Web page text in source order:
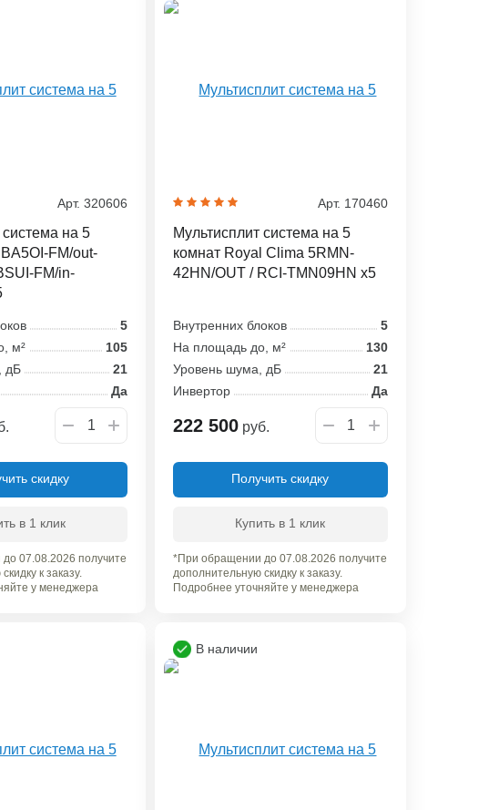
Арт. 320606
на 5
FM/out-
FM/in-
5
м²
105
дБ
21
Да
скидку
в 1 клик
07.08.2026 получите
к заказу.
у менеджера
Арт. 170460
Мультисплит система на 5
комнат Royal Clima 5RMN-
42HN/OUT / RCI-TMN09HN x5
Внутренних блоков
5
На площадь до, м²
130
Уровень шума, дБ
21
Инвертор
Да
222 500 руб.
Получить скидку
Купить в 1 клик
*При обращении до 07.08.2026 получите
дополнительную скидку к заказу.
Подробнее уточняйте у менеджера
В наличии